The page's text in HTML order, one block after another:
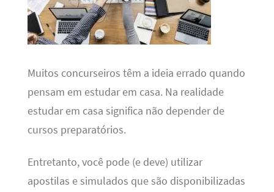
Muitos concurseiros têm a ideia errado quando
pensam em estudar em casa. Na realidade
estudar em casa significa não depender de
cursos preparatórios.
Entretanto, você pode (e deve) utilizar
apostilas e simulados que são disponibilizadas